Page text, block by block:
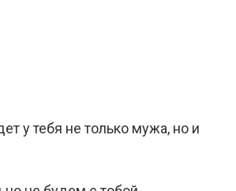
у тебя не только мужа, но и